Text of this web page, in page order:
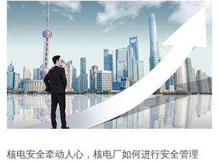
核电安全牵动人心，核电厂如何进行安全管理